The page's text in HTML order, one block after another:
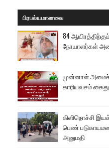
பிரபல்யமானவை
84
நோயாளர்கள்
முன்னாள்
காரியவசம்
கிளிநொச்சி
பெண்
அனுமதி